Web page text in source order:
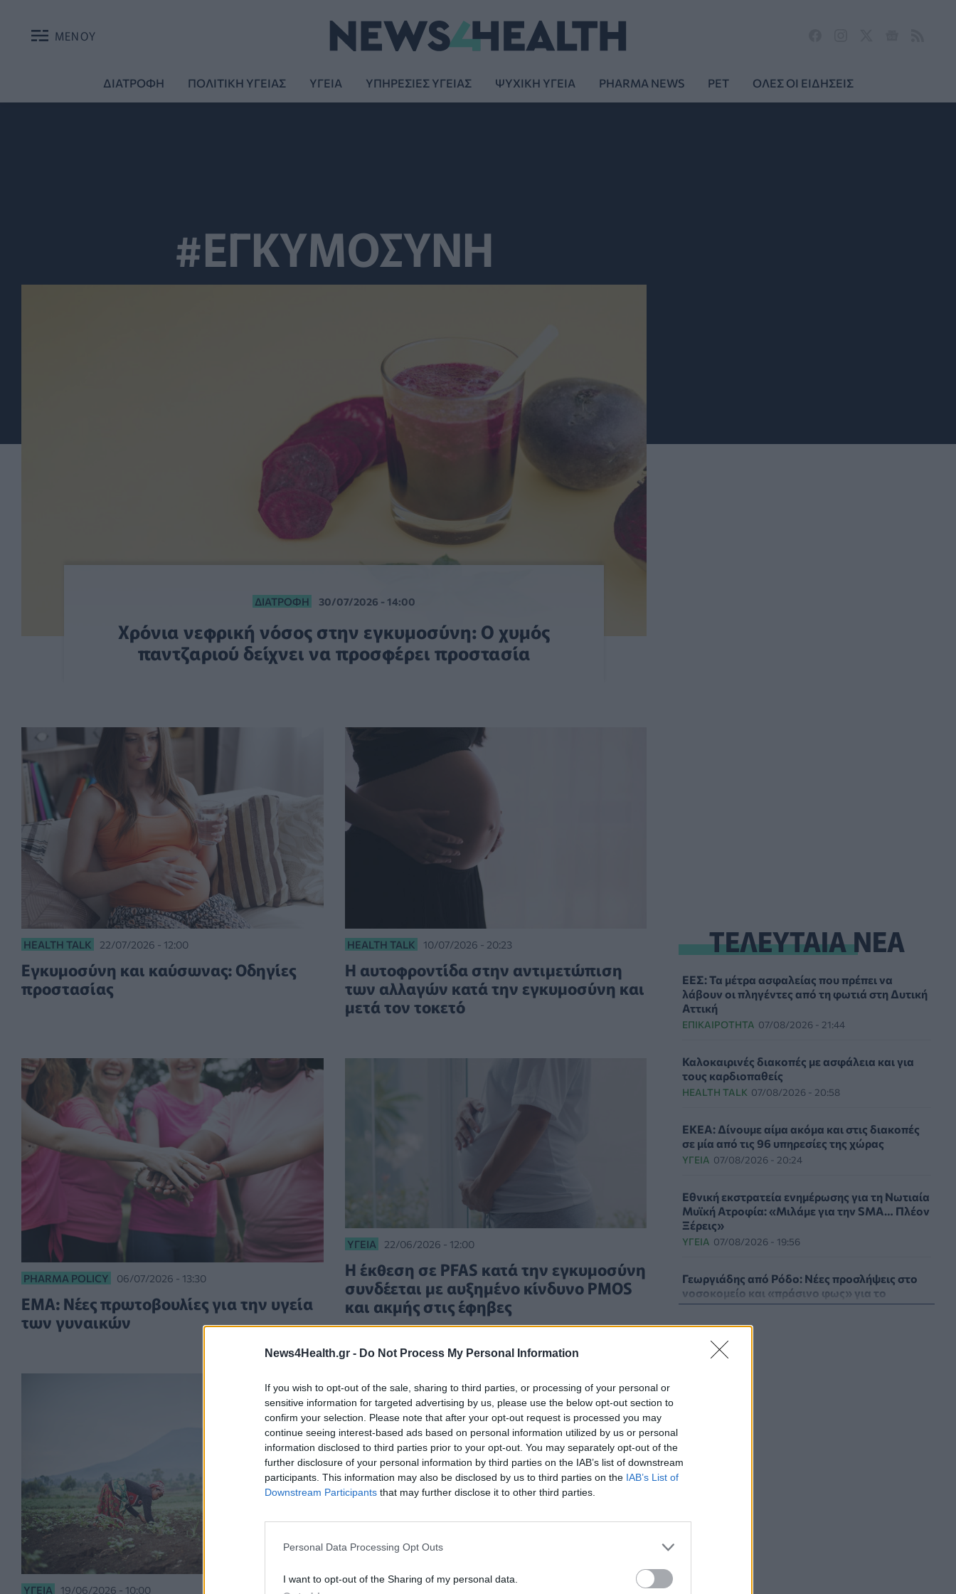
News4Health.gr - Do Not Process My Personal Information
If you wish to opt-out of the sale, sharing to third parties, or processing of your personal or
sensitive information for targeted advertising by us, please use the below opt-out section to
confirm your selection. Please note that after your opt-out request is processed you may
continue seeing interest-based ads based on personal information utilized by us or personal
information disclosed to third parties prior to your opt-out. You may separately opt-out of the
further disclosure of your personal information by third parties on the IAB’s list of downstream
participants. This information may also be disclosed by us to third parties on the IAB’s List of
Downstream Participants that may further disclose it to other third parties.
Personal Data Processing Opt Outs
I want to opt-out of the Sharing of my personal data.
ΜΕΝΟΥ
ΔΙΑΤΡΟΦΗ ΠΟΛΙΤΙΚΗ ΥΓΕΙΑΣ ΥΓΕΙΑ ΥΠΗΡΕΣΙΕΣ ΥΓΕΙΑΣ ΨΥΧΙΚΗ ΥΓΕΙΑ PHARMA NEWS PET ΟΛΕΣ ΟΙ ΕΙΔΗΣΕΙΣ
#ΕΓΚΥΜΟΣΥΝΗ
ΔΙΑΤΡΟΦΉ 30/07/2026 - 14:00
Χρόνια νεφρική νόσος στην εγκυμοσύνη: Ο χυμός
παντζαριού δείχνει να προσφέρει προστασία
HEALTH TALK 22/07/2026 - 12:00
Εγκυμοσύνη και καύσωνας: Οδηγίες
προστασίας
HEALTH TALK 10/07/2026 - 20:23
Η αυτοφροντίδα στην αντιμετώπιση
των αλλαγών κατά την εγκυμοσύνη και
μετά τον τοκετό
PHARMA POLICY 06/07/2026 - 13:30
EMA: Νέες πρωτοβουλίες για την υγεία
των γυναικών
ΥΓΕΊΑ 22/06/2026 - 12:00
Η έκθεση σε PFAS κατά την εγκυμοσύνη
συνδέεται με αυξημένο κίνδυνο PMOS
και ακμής στις έφηβες
ΥΓΕΊΑ 19/06/2026 - 10:00
ΤΕΛΕΥΤΑΙΑ ΝΕΑ
ΕΕΣ: Τα μέτρα ασφαλείας που πρέπει να
λάβουν οι πληγέντες από τη φωτιά στη Δυτική
Αττική
ΕΠΙΚΑΙΡΌΤΗΤΑ 07/08/2026 - 21:44
Καλοκαιρινές διακοπές με ασφάλεια και για
τους καρδιοπαθείς
HEALTH TALK 07/08/2026 - 20:58
ΕΚΕΑ: Δίνουμε αίμα ακόμα και στις διακοπές
σε μία από τις 96 υπηρεσίες της χώρας
ΥΓΕΊΑ 07/08/2026 - 20:24
Εθνική εκστρατεία ενημέρωσης για τη Νωτιαία
Μυϊκή Ατροφία: «Μιλάμε για την SMA… Πλέον
Ξέρεις»
ΥΓΕΊΑ 07/08/2026 - 19:56
Γεωργιάδης από Ρόδο: Νέες προσλήψεις στο
νοσοκομείο και «πράσινο φως» για το
ακτινοθεραπευτικό κέντρο
ΠΟΛΙΤΙΚΉ ΥΓΕΊΑΣ
Σε κόκκινο συναγερμό για φωτιές Κρήτη,
Περιφέρειες για την ενίσχυση της